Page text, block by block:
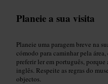
Planeie a sua visita
Planeie uma paragem breve na
cómodo para caminhar pela
preferir ler em português,
inglês. Respeite as regras do
objectos.